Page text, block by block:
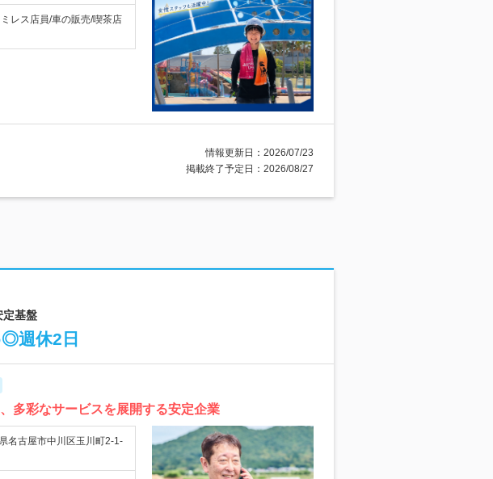
レス店員/車の販売/喫茶店
情報更新日：2026/07/23
掲載終了予定日：2026/08/27
定基盤
週休2日
多彩なサービスを展開する安定企業
名古屋市中川区玉川町2-1-